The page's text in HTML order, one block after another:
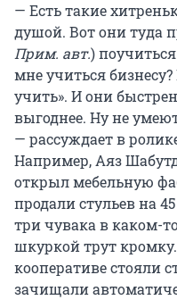
— Есть такие
душой. Вот они туда
Прим. авт.)
мне учиться
учить». И они
выгоднее. Ну не
— рассуждает в
Например, Аяз
открыл мебельную
продали стульев на
три чувака в каком-
шкуркой трут
кооперативе стояли
зачищали